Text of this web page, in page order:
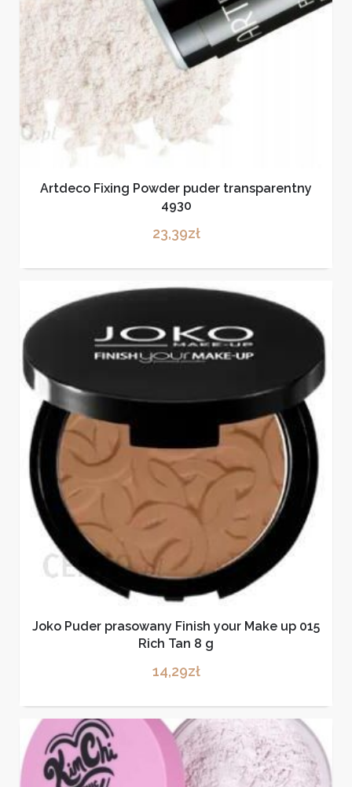
Artdeco Fixing Powder puder transparentny
4930
23,39zł
Joko Puder prasowany Finish your Make up 015
Rich Tan 8 g
14,29zł